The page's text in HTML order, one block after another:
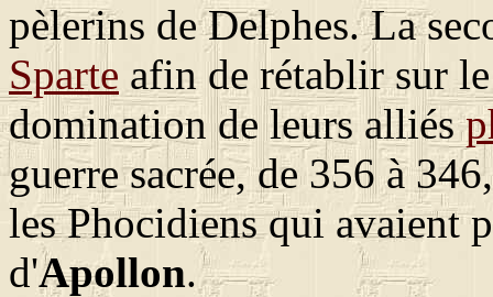
pèlerins de Delphes. La
Sparte afin de rétablir sur
domination de leurs alliés
guerre sacrée, de 356 à
les Phocidiens qui avaient
d'Apollon.